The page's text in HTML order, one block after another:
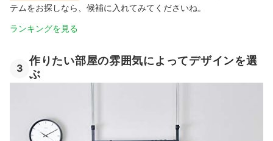
テムをお探しなら、候補に入れてみてくださいね。
ランキングを見る
3
作りたい部屋の雰囲気によってデザインを選
ぶ